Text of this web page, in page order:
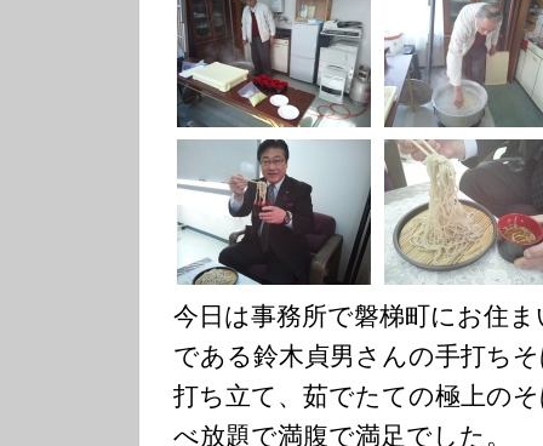
今日は事務所で磐梯町にお住
である鈴木貞男さんの手打ち
打ち立て、茹でたての極上の
べ放題で満腹で満足でした。